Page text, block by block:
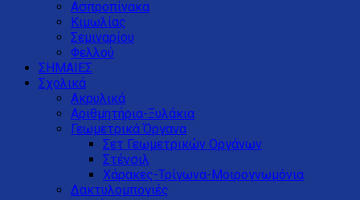
Ασπροπίνακα
Κιμωλίας
Σεμιναρίου
Φελλού
ΣΗΜΑΙΕΣ
Σχολικά
Ακρυλικά
Αριθμητήρια-Ξυλάκια
Γεωμετρικά Όργανα
Σετ Γεωμετρικών Οργάνων
Στένσιλ
Χάρακες-Τρίγωνα-Μοιρογνωμόνια
Δακτυλομπογιές